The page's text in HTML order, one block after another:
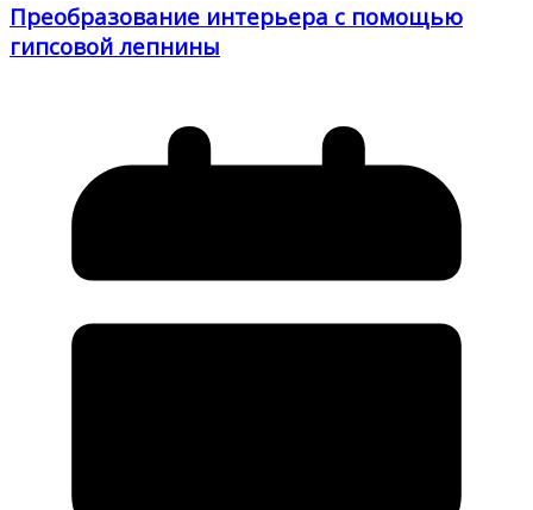
Преобразование интерьера с помощью
гипсовой лепнины